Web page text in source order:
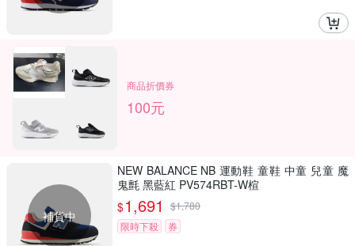
商品折價券
100元
補貨中
NEW BALANCE NB 運動鞋 童鞋 中童 兒童 魔
鬼氈 黑藍紅 PV574RBT-W楦
$1,691 $1,780
限時下殺
券